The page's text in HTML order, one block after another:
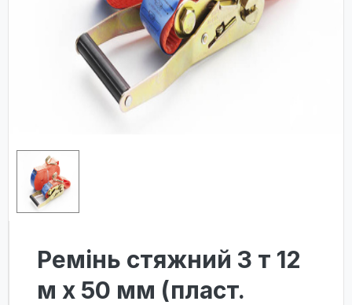
Ремінь стяжний 3 т 12
м х 50 мм (пласт.